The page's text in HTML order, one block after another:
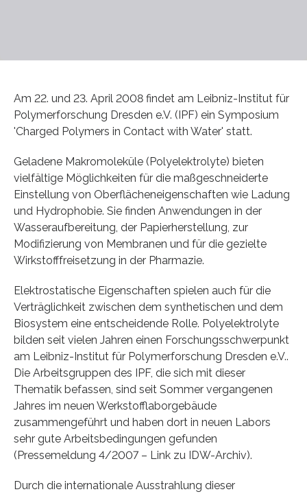
Am 22. und 23. April 2008 findet am Leibniz-Institut für
Polymerforschung Dresden e.V. (IPF) ein Symposium
'Charged Polymers in Contact with Water' statt.
Geladene Makromoleküle (Polyelektrolyte) bieten
vielfältige Möglichkeiten für die maßgeschneiderte
Einstellung von Oberflächeneigenschaften wie Ladung
und Hydrophobie. Sie finden Anwendungen in der
Wasseraufbereitung, der Papierherstellung, zur
Modifizierung von Membranen und für die gezielte
Wirkstofffreisetzung in der Pharmazie.
Elektrostatische Eigenschaften spielen auch für die
Verträglichkeit zwischen dem synthetischen und dem
Biosystem eine entscheidende Rolle. Polyelektrolyte
bilden seit vielen Jahren einen Forschungsschwerpunkt
am Leibniz-Institut für Polymerforschung Dresden e.V..
Die Arbeitsgruppen des IPF, die sich mit dieser
Thematik befassen, sind seit Sommer vergangenen
Jahres im neuen Werkstofflaborgebäude
zusammengeführt und haben dort in neuen Labors
sehr gute Arbeitsbedingungen gefunden
(Pressemeldung 4/2007 – Link zu IDW-Archiv).
Durch die internationale Ausstrahlung dieser